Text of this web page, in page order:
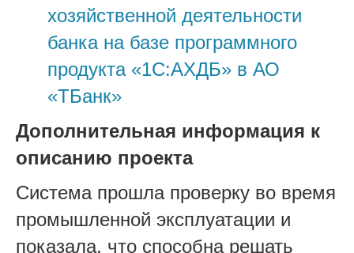
хозяйственной деятельности
банка на базе программного
продукта «1С:АХДБ» в АО
«ТБанк»
Дополнительная информация к
описанию проекта
Система прошла проверку во время
промышленной эксплуатации и
показала, что способна решать